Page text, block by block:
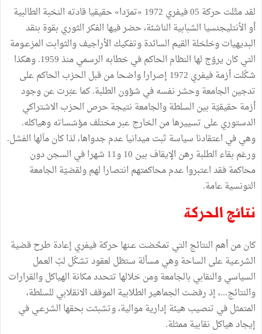
لقد مثّلت حركة 05 فيفري 1972 «تمرّدا» حقيقيا قادته النخبة الطالبية
أو الأنتليجنسيا الشبابية الناشئة، حضر فيها الفكر الثوري بقوة بنقد
البديهيات وخلخلة القيم السائدة وتفكيك الأراجيف والثوابت المزعـومة
التي كان يروّج لها النظام الحاكم في خطابه الرسمي منذ 1959. وهكذا
شكّلت أزمة فيفري 1972 إصرارا واضحا من قبل الحزب الحاكم على
تدجين الجامعة وحشر نفسه في شؤون الطلبة. كما عبّرت عن وجود
أزمة حقيقيّة بين السلطة والجامعة نتيجة حرص الحزب الاشتراكي
الدستوري على تسييرها من الخارج عبر مختلف مؤسّساته وهياكله.
وهي في اعتقادنا سياسة ثبت ميدانيا عدم جدواها، لذا كان مآلها الفشل.
ورغم بقاء الطلبة رهن الإيقاف بين 10 و11 شهرا في السجن دون
محاكمة فقد اعتبروا عدم محاكمتهم انتصارا لهم ولقضيّة الجامعة
التونسية عامة.
نتائج الحركة
كان من أهم النتائج التي تمخّضت عـنها حركة فيفري إعادة طرح قضية
الشرعـية على الساحة وهي مسألة ستظل لعقود تشكّل لبّ العـمل
السياسي والنقابي بالجامعة ومن خلالها تتحدد مكانة الهياكل والقرارات
والنتائج...، إذ رفضت الجماهير الطلابية الموقف الانقلابي للسلطة،
المتمثل في تنصيب هيئة إدارية موالية، وتشبثت بحقها الشرعـي في
إيجاد هياكل نقابية ممثلة.